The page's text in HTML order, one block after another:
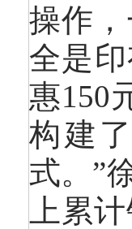
操作
全是
惠150
构建
式。”
上累